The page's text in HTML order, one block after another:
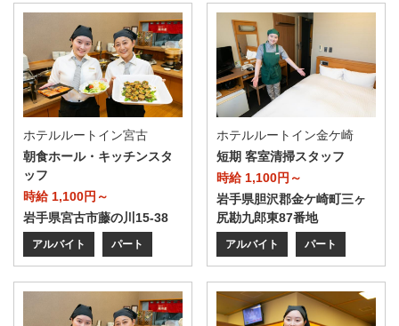
ホテルルートイン宮古
朝食ホール・キッチンスタ
ッフ
時給 1,100円～
岩手県宮古市藤の川15-38
アルバイト パート
ホテルルートイン金ケ崎
短期 客室清掃スタッフ
時給 1,100円～
岩手県胆沢郡金ケ崎町三ヶ
尻勘九郎東87番地
アルバイト パート